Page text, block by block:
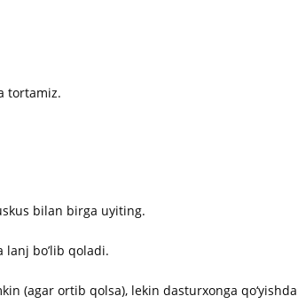
tortamiz.
bilan birga uyiting.
lanj bo’lib qoladi.
(agar ortib qolsa), lekin dasturxonga